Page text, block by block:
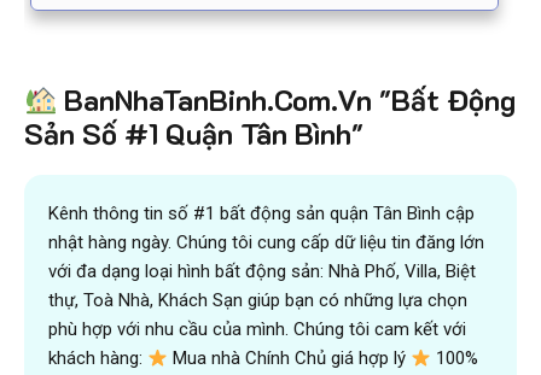
BanNhaTanBinh.Com.Vn "Bất Động
Sản Số #1 Quận Tân Bình"
Kênh thông tin số #1 bất động sản quận Tân Bình cập
nhật hàng ngày. Chúng tôi cung cấp dữ liệu tin đăng lớn
với đa dạng loại hình bất động sản: Nhà Phố, Villa, Biệt
thự, Toà Nhà, Khách Sạn giúp bạn có những lựa chọn
phù hợp với nhu cầu của mình. Chúng tôi cam kết với
khách hàng:
Mua nhà Chính Chủ giá hợp lý
100%